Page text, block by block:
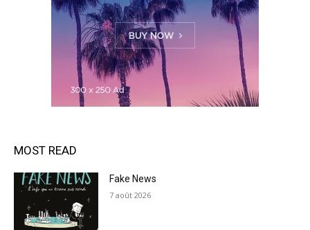
MOST READ
Fake News
7 août 2026